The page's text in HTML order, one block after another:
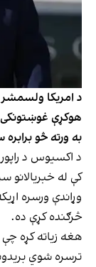
د امریکا ولسمشر
هوکړې
به ورته څو
د اکسیوس د
کې له خبریالانو
وړاندې ورسره
څرګنده کړې ده.
هغه زیاته کړه چې
ترسره شوي